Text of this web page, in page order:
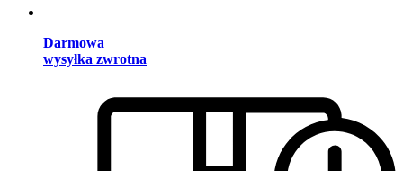
Darmowa
wysyłka zwrotna